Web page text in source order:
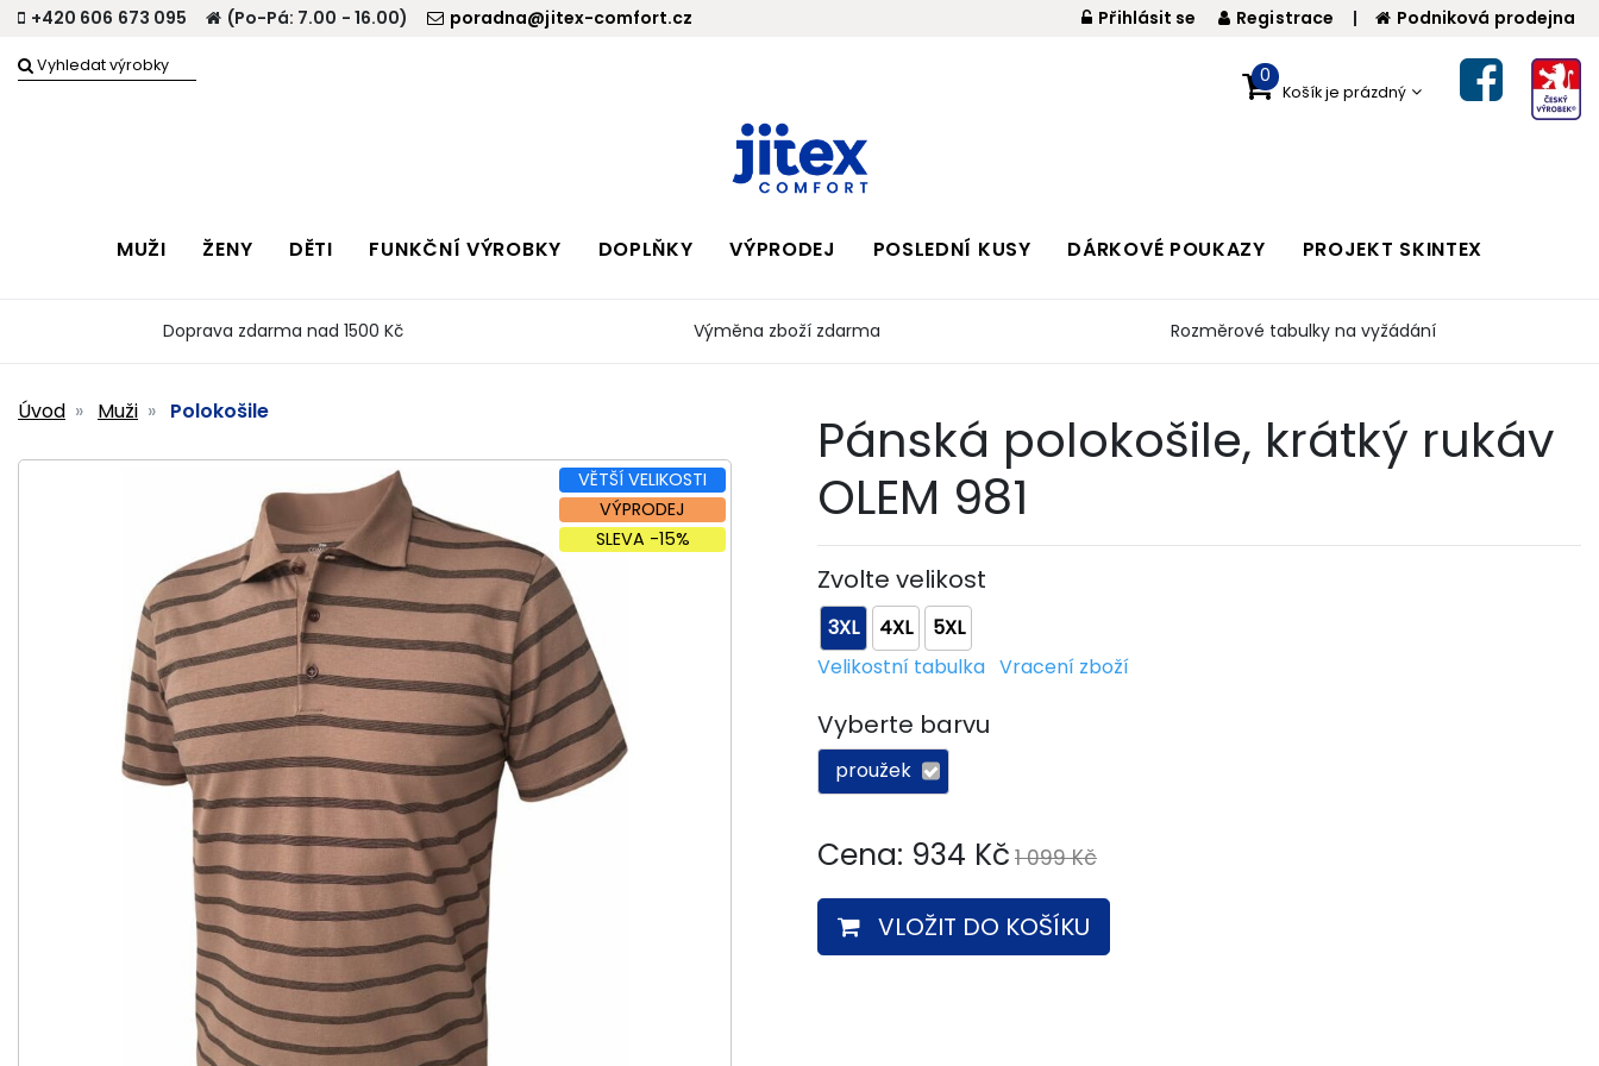
+420 606 673 095 (Po-Pá: 7.00 - 16.00) poradna@jitex-comfort.cz Přihlásit se Registrace | Podniková prodejna
0
Košík je prázdný
MUŽI ŽENY DĚTI FUNKČNÍ VÝROBKY DOPLŇKY VÝPRODEJ POSLEDNÍ KUSY DÁRKOVÉ POUKAZY PROJEKT SKINTEX
Doprava zdarma nad 1500 Kč Výměna zboží zdarma Rozměrové tabulky na vyžádání
Úvod Muži Polokošile
VĚTŠÍ VELIKOSTI
VÝPRODEJ
SLEVA -15%
Pánská polokošile, krátký rukáv
OLEM 981
Zvolte velikost
3XL 4XL
5XL
Velikostní tabulka Vracení zboží
Vyberte barvu
proužek
Cena: 934 Kč 1 099 Kč
VLOŽIT DO KOŠÍKU